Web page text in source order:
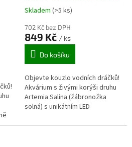
osvětlením
Průměrné
produktu
je
4,7
hvězdiček.
Skladem (>5 ks)
702 Kč bez DPH
849 Kč / ks
Do košíku
Objevte kouzlo vodních dráčků!
Akvárium s živými korýši druhu
Artemia Salina (žábronožka
solná) s unikátním LED
pozorování Co nebo kdo to